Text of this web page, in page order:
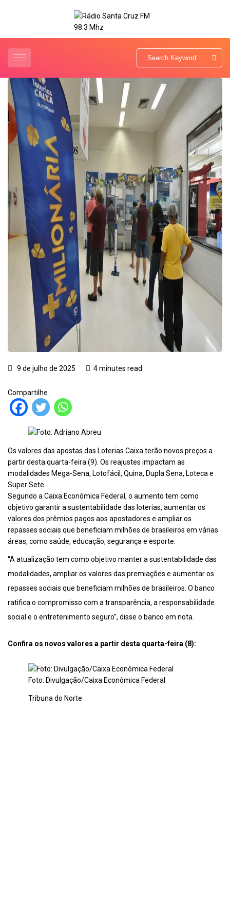
9 de julho de 2025 4 minutes read
Compartilhe
Foto: Adriano Abreu
Os valores das apostas das Loterias Caixa terão novos preços a
partir desta quarta-feira (9). Os reajustes impactam as
modalidades Mega-Sena, Lotofácil, Quina, Dupla Sena, Loteca e
Super Sete.
Segundo a Caixa Econômica Federal, o aumento tem como
objetivo garantir a sustentabilidade das loterias, aumentar os
valores dos prêmios pagos aos apostadores e ampliar os
repasses sociais que beneficiam milhões de brasileiros em várias
áreas, como saúde, educação, segurança e esporte.
“A atualização tem como objetivo manter a sustentabilidade das
modalidades, ampliar os valores das premiações e aumentar os
repasses sociais que beneficiam milhões de brasileiros. O banco
ratifica o compromisso com a transparência, a responsabilidade
social e o entretenimento seguro”, disse o banco em nota.
Confira os novos valores a partir desta quarta-feira (8):
Foto: Divulgação/Caixa Econômica Federal
Tribuna do Norte